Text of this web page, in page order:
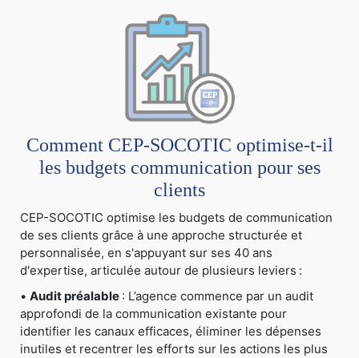
Comment CEP-SOCOTIC optimise-t-il
les budgets communication pour ses
clients
CEP-SOCOTIC optimise les budgets de communication
de ses clients grâce à une approche structurée et
personnalisée, en s'appuyant sur ses 40 ans
d'expertise, articulée autour de plusieurs leviers :
• Audit préalable : L’agence commence par un audit
approfondi de la communication existante pour
identifier les canaux efficaces, éliminer les dépenses
inutiles et recentrer les efforts sur les actions les plus